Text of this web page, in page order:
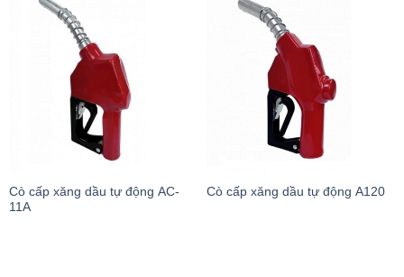
Cò cấp xăng dầu tự động AC-
11A
Cò cấp xăng dầu tự động A120